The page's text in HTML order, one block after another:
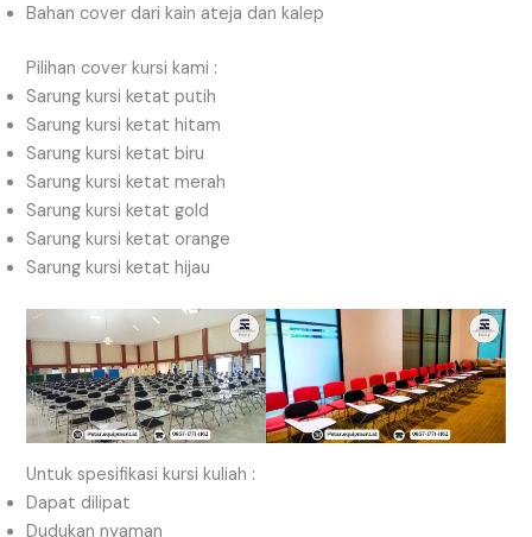
Bahan cover dari kain ateja dan kalep
Pilihan cover kursi kami :
Sarung kursi ketat putih
Sarung kursi ketat hitam
Sarung kursi ketat biru
Sarung kursi ketat merah
Sarung kursi ketat gold
Sarung kursi ketat orange
Sarung kursi ketat hijau
Untuk spesifikasi kursi kuliah :
Dapat dilipat
Dudukan nyaman